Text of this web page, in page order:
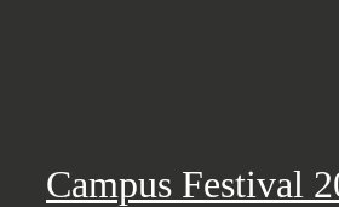
Campus Festival